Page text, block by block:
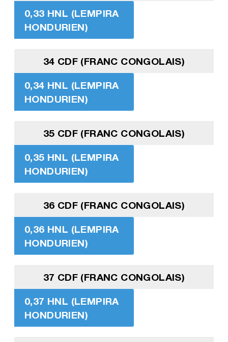
0,33 HNL (LEMPIRA
HONDURIEN)
34 CDF (FRANC CONGOLAIS)
0,34 HNL (LEMPIRA
HONDURIEN)
35 CDF (FRANC CONGOLAIS)
0,35 HNL (LEMPIRA
HONDURIEN)
36 CDF (FRANC CONGOLAIS)
0,36 HNL (LEMPIRA
HONDURIEN)
37 CDF (FRANC CONGOLAIS)
0,37 HNL (LEMPIRA
HONDURIEN)